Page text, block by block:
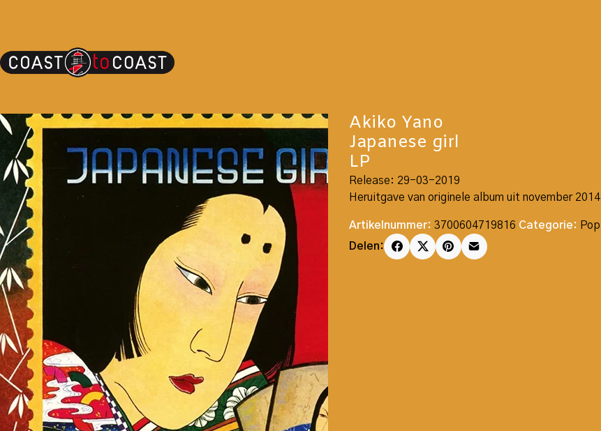
Akiko Yano
Japanese girl
LP
Release: 29-03-2019
Heruitgave van originele album uit november 2014
Artikelnummer: 3700604719816 Categorie: Pop
Delen: